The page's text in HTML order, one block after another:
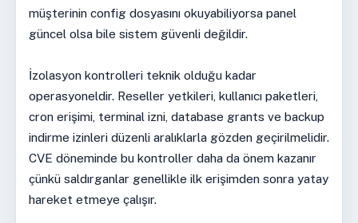
müşterinin config dosyasını okuyabiliyorsa panel
güncel olsa bile sistem güvenli değildir.
İzolasyon kontrolleri teknik olduğu kadar
operasyoneldir. Reseller yetkileri, kullanıcı paketleri,
cron erişimi, terminal izni, database grants ve backup
indirme izinleri düzenli aralıklarla gözden geçirilmelidir.
CVE döneminde bu kontroller daha da önem kazanır
çünkü saldırganlar genellikle ilk erişimden sonra yatay
hareket etmeye çalışır.